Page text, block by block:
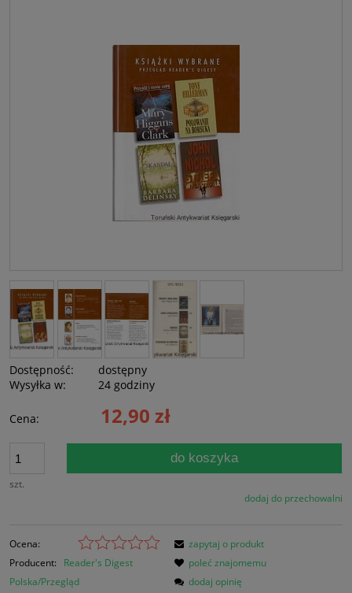
Dostępność:
dostępny
Wysyłka w:
24 godziny
Cena: 12,90 zł
szt.
do koszyka
dodaj do przechowalni
Ocena:
Producent:
Reader's Digest
Polska/Przegląd
zapytaj o produkt
poleć znajomemu
dodaj opinię